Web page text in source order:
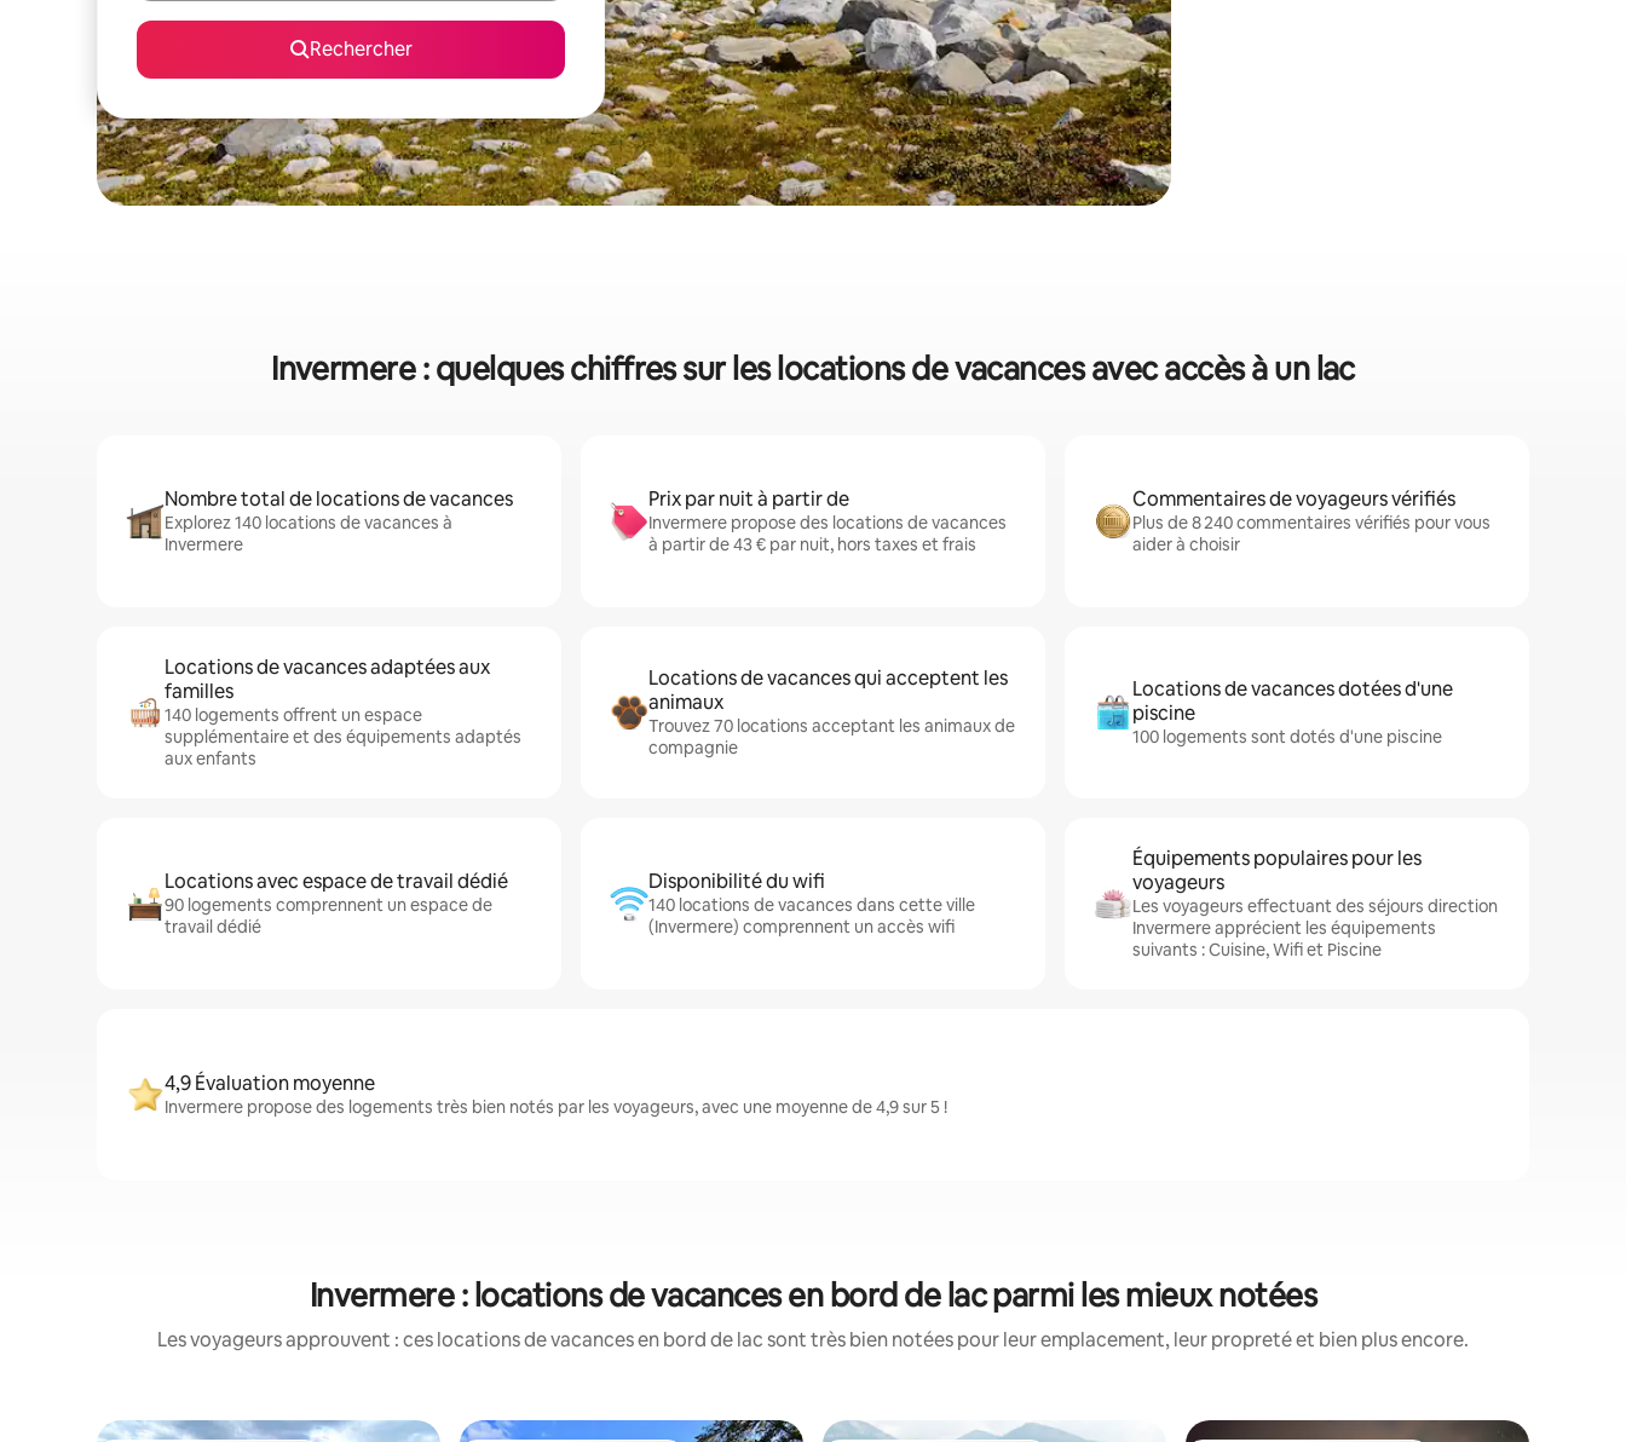
Rechercher
Invermere : quelques chiffres sur les locations de vacances avec accès à un lac
Nombre total de locations de vacances
Explorez 140 locations de vacances à
Invermere
Prix par nuit à partir de
Invermere propose des locations de vacances
à partir de 43 € par nuit, hors taxes et frais
Commentaires de voyageurs vérifiés
Plus de 8 240 commentaires vérifiés pour vous
aider à choisir
Locations de vacances adaptées aux
familles
140 logements offrent un espace
supplémentaire et des équipements adaptés
aux enfants
Locations de vacances qui acceptent les
animaux
Trouvez 70 locations acceptant les animaux de
compagnie
Locations de vacances dotées d'une
piscine
100 logements sont dotés d'une piscine
Locations avec espace de travail dédié
90 logements comprennent un espace de
travail dédié
Disponibilité du wifi
140 locations de vacances dans cette ville
(Invermere) comprennent un accès wifi
Équipements populaires pour les
voyageurs
Les voyageurs effectuant des séjours direction
Invermere apprécient les équipements
suivants : Cuisine, Wifi et Piscine
4,9 Évaluation moyenne
Invermere propose des logements très bien notés par les voyageurs, avec une moyenne de 4,9 sur 5 !
Invermere : locations de vacances en bord de lac parmi les mieux notées
Les voyageurs approuvent : ces locations de vacances en bord de lac sont très bien notées pour leur emplacement, leur propreté et bien plus encore.